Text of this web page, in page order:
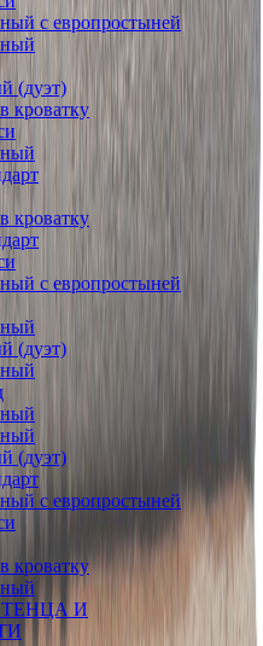
с европростыней
(дуэт)
кроватку
кроватку
с европростыней
(дуэт)
(дуэт)
с европростыней
кроватку
И